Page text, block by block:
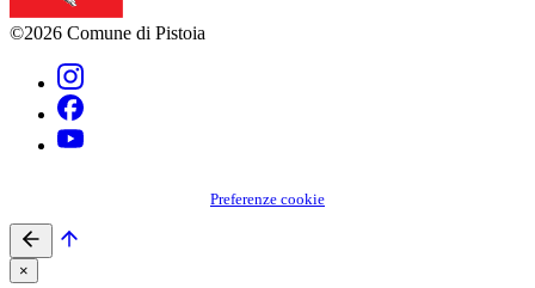
©2026 Comune di Pistoia
Preferenze cookie
×